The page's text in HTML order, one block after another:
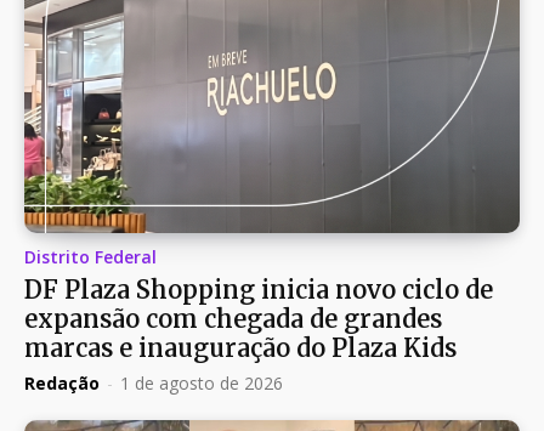
Distrito Federal
DF Plaza Shopping inicia novo ciclo de
expansão com chegada de grandes
marcas e inauguração do Plaza Kids
Redação - 1 de agosto de 2026